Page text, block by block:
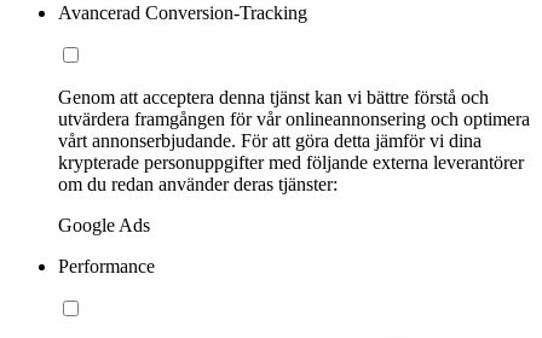
Avancerad Conversion-Tracking
Genom att acceptera denna tjänst kan vi bättre förstå och
utvärdera framgången för vår onlineannonsering och optimera
vårt annonserbjudande. För att göra detta jämför vi dina
krypterade personuppgifter med följande externa leverantörer
om du redan använder deras tjänster:
Google Ads
Performance